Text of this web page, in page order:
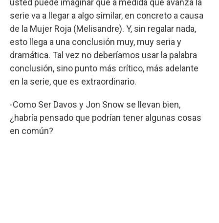
usted puede imaginar que a medida que avanza la
serie va a llegar a algo similar, en concreto a causa
de la Mujer Roja (Melisandre). Y, sin regalar nada,
esto llega a una conclusión muy, muy seria y
dramática. Tal vez no deberíamos usar la palabra
conclusión, sino punto más crítico, más adelante
en la serie, que es extraordinario.
-Como Ser Davos y Jon Snow se llevan bien,
¿habría pensado que podrían tener algunas cosas
en común?